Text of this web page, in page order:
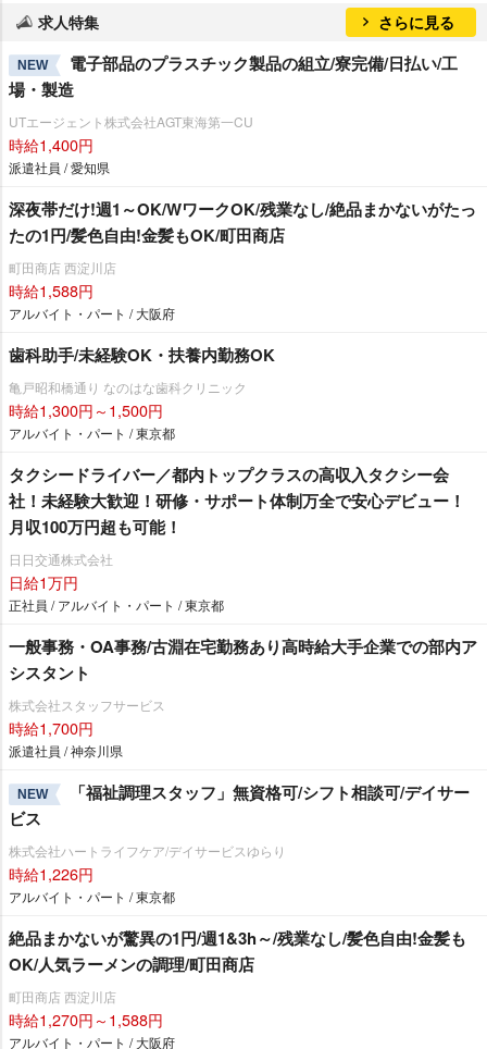
求人特集 さらに見る
NEW
電子部品のプラスチック製品の組立/寮完備/日払い/工
場・製造
UTエージェント株式会社AGT東海第一CU
時給1,400円
派遣社員 / 愛知県
深夜帯だけ!週1～OK/WワークOK/残業なし/絶品まかないがたっ
たの1円/髪色自由!金髪もOK/町田商店
町田商店 西淀川店
時給1,588円
アルバイト・パート / 大阪府
歯科助手/未経験OK・扶養内勤務OK
亀戸昭和橋通り なのはな歯科クリニック
時給1,300円～1,500円
アルバイト・パート / 東京都
タクシードライバー／都内トップクラスの高収入タクシー会
社！未経験大歓迎！研修・サポート体制万全で安心デビュー！
月収100万円超も可能！
日日交通株式会社
日給1万円
正社員 / アルバイト・パート / 東京都
一般事務・OA事務/古淵在宅勤務あり高時給大手企業での部内ア
シスタント
株式会社スタッフサービス
時給1,700円
派遣社員 / 神奈川県
NEW
「福祉調理スタッフ」無資格可/シフト相談可/デイサー
ビス
株式会社ハートライフケア/デイサービスゆらり
時給1,226円
アルバイト・パート / 東京都
絶品まかないが驚異の1円/週1&3h～/残業なし/髪色自由!金髪も
OK/人気ラーメンの調理/町田商店
町田商店 西淀川店
時給1,270円～1,588円
アルバイト・パート / 大阪府